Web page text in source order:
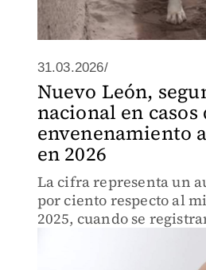
31.03.2026/
Nuevo León,
nacional en casos
envenenamiento
en 2026
La cifra representa un
por ciento respecto al
2025, cuando se